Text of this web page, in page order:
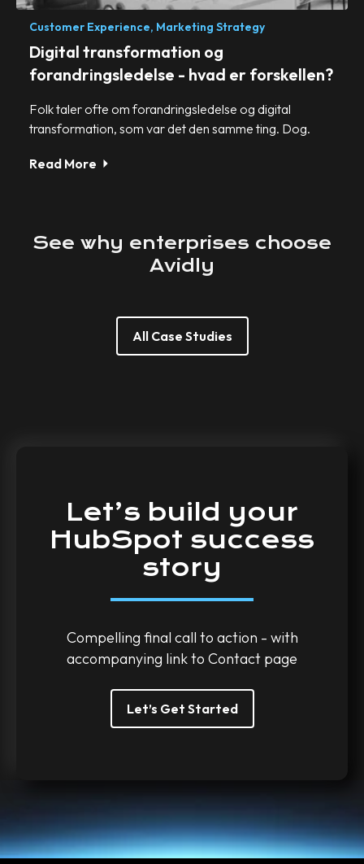
Customer Experience, Marketing Strategy
Digital transformation og
forandringsledelse - hvad er forskellen?
Folk taler ofte om forandringsledelse og digital
transformation, som var det den samme ting. Dog.
Read More
See why enterprises choose
Avidly
All Case Studies
Let’s build your
HubSpot success
story
Compelling final call to action - with
accompanying link to Contact page
Let’s Get Started